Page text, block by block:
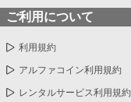
ご利用について
利用規約
アルファコイン利用規約
レンタルサービス利用規約